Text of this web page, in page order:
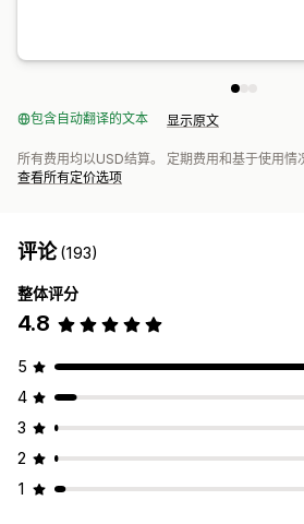
包含自动翻译的文本 显示原文
所有费用均以USD结算。 定期费用和基于使用情
查看所有定价选项
评论(193)
整体评分
4.8
5
4
3
2
1